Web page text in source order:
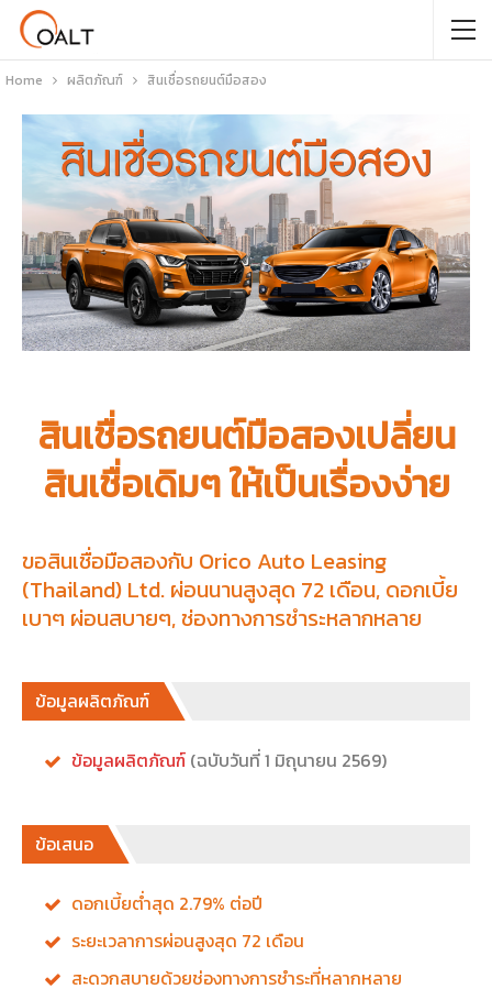
Home ผลิตภัณฑ์ สินเชื่อรถยนต์มือสอง
สินเชื่อรถยนต์มือสองเปลี่ยน
สินเชื่อเดิมๆ ให้เป็นเรื่องง่าย
ขอสินเชื่อมือสองกับ Orico Auto Leasing
(Thailand) Ltd. ผ่อนนานสูงสุด 72 เดือน, ดอกเบี้ย
เบาๆ ผ่อนสบายๆ, ช่องทางการชำระหลากหลาย
ข้อมูลผลิตภัณฑ์
ข้อมูลผลิตภัณฑ์ (ฉบับวันที่ 1 มิถุนายน 2569)
ข้อเสนอ
ดอกเบี้ยต่ำสุด 2.79% ต่อปี
ระยะเวลาการผ่อนสูงสุด 72 เดือน
สะดวกสบายด้วยช่องทางการชำระที่หลากหลาย